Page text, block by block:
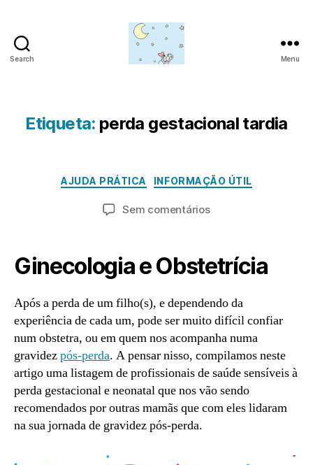
Search
da
lua
Menu
Etiqueta: perda gestacional tardia
Categorias
AJUDA PRÁTICA INFORMAÇÃO ÚTIL
Autor
do
r
d
Data
do
J
o
,
2
3
Sem comentáriosem
saúde
sensíveis
perda
gestacional
e
Ginecologia e Obstetrícia
Após a perda de um filho(s), e dependendo da
experiência de cada um, pode ser muito difícil confiar
num obstetra, ou em quem nos acompanha numa
gravidezpós-perda. A pensar nisso, compilamos neste
artigo uma listagem de profissionais de saúde sensíveis à
perda gestacional e neonatal que nos vão sendo
recomendados por outras mamãs que com eles lidaram
na sua jornada de gravidez pós-perda.